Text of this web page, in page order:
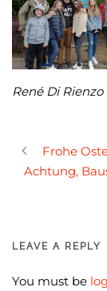
René Di Rienzo
Frohe
Achtung,
LEAVE A REPLY
You must be